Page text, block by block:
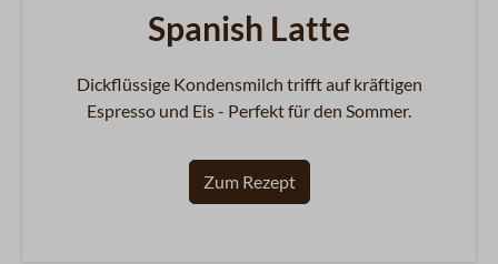
Spanish Latte
Dickflüssige Kondensmilch trifft auf kräftigen
Espresso und Eis - Perfekt für den Sommer.
Zum Rezept